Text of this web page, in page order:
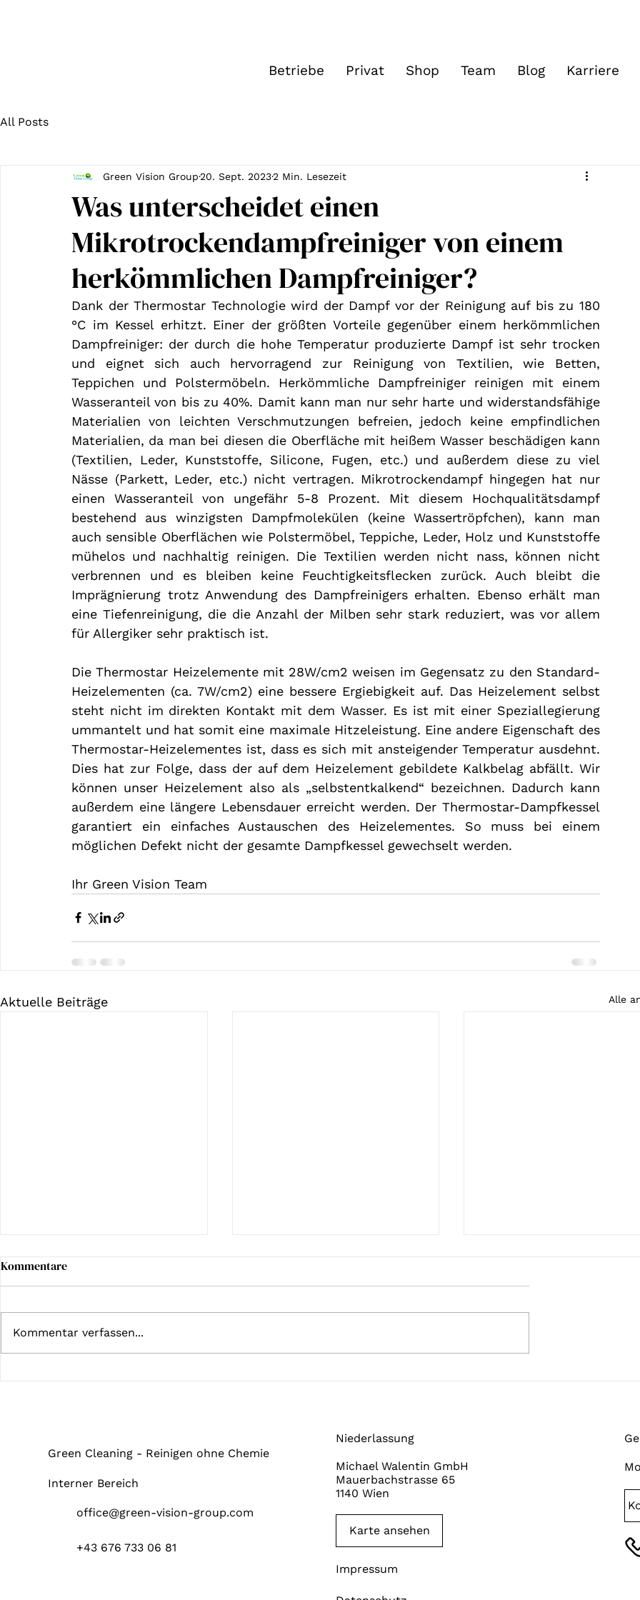
Betriebe Privat Shop Team Blog Karriere
All Posts
Was unterscheidet einen
Mikrotrockendampfreiniger von einem
herkömmlichen Dampfreiniger?
Green Vision Group20. Sept. 20232 Min. Lesezeit
Dank der Thermostar Technologie wird der Dampf vor der Reinigung auf bis zu 180
°C im Kessel erhitzt. Einer der größten Vorteile gegenüber einem herkömmlichen
Dampfreiniger: der durch die hohe Temperatur produzierte Dampf ist sehr trocken
und eignet sich auch hervorragend zur Reinigung von Textilien, wie Betten,
Teppichen und Polstermöbeln. Herkömmliche Dampfreiniger reinigen mit einem
Wasseranteil von bis zu 40%. Damit kann man nur sehr harte und widerstandsfähige
Materialien von leichten Verschmutzungen befreien, jedoch keine empfindlichen
Materialien, da man bei diesen die Oberfläche mit heißem Wasser beschädigen kann
(Textilien, Leder, Kunststoffe, Silicone, Fugen, etc.) und außerdem diese zu viel
Nässe (Parkett, Leder, etc.) nicht vertragen. Mikrotrockendampf hingegen hat nur
einen Wasseranteil von ungefähr 5-8 Prozent. Mit diesem Hochqualitätsdampf
bestehend aus winzigsten Dampfmolekülen (keine Wassertröpfchen), kann man
auch sensible Oberflächen wie Polstermöbel, Teppiche, Leder, Holz und Kunststoffe
mühelos und nachhaltig reinigen. Die Textilien werden nicht nass, können nicht
verbrennen und es bleiben keine Feuchtigkeitsflecken zurück. Auch bleibt die
Imprägnierung trotz Anwendung des Dampfreinigers erhalten. Ebenso erhält man
eine Tiefenreinigung, die die Anzahl der Milben sehr stark reduziert, was vor allem
für Allergiker sehr praktisch ist.
Die Thermostar Heizelemente mit 28W/cm2 weisen im Gegensatz zu den Standard-
Heizelementen (ca. 7W/cm2) eine bessere Ergiebigkeit auf. Das Heizelement selbst
steht nicht im direkten Kontakt mit dem Wasser. Es ist mit einer Speziallegierung
ummantelt und hat somit eine maximale Hitzeleistung. Eine andere Eigenschaft des
Thermostar-Heizelementes ist, dass es sich mit ansteigender Temperatur ausdehnt.
Dies hat zur Folge, dass der auf dem Heizelement gebildete Kalkbelag abfällt. Wir
können unser Heizelement also als „selbstentkalkend“ bezeichnen. Dadurch kann
außerdem eine längere Lebensdauer erreicht werden. Der Thermostar-Dampfkessel
garantiert ein einfaches Austauschen des Heizelementes. So muss bei einem
möglichen Defekt nicht der gesamte Dampfkessel gewechselt werden.
Ihr Green Vision Team
Aktuelle Beiträge Alle
Mehr als nur heiße Luft!
Kommentare
Kommentar verfassen...
Niederlassung
Michael Walentin GmbH
Mauerbachstrasse 65
1140 Wien
Karte ansehen
Impressum
Green Cleaning - Reinigen ohne Chemie
office@green-vision-group.com
+43 676 733 06 81
Interner Bereich